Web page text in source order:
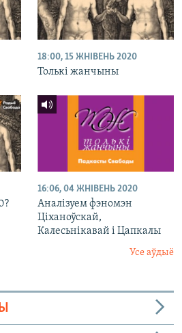
18:00, 15 ЖНІВЕНЬ 2020
Толькі жанчыны
16:06, 04 ЖНІВЕНЬ 2020
Аналізуем фэномэн
Ціханоўскай,
Калесьнікавай і Цапкалы
Усе аўдыё